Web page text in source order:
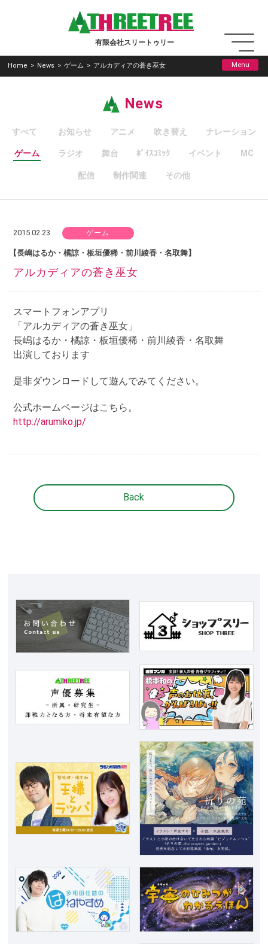
有限会社スリートゥリー
Menu
Home > News > ゲーム > アルカディアの蒼き巫女
News
すべて お知らせ アニメ 吹き替え ナレーション
ゲーム ラジオ 舞台 ﾎﾞｲｽｺﾐｯｸ イベント MC
配信 制作関連 その他
2015.02.23 ゲーム
【長嶋はるか・橘諒・板垣優稀・前川綾香・名取舞】
アルカディアの蒼き巫女
スマートフォンアプリ
「アルカディアの蒼き巫女」
長嶋はるか・橘諒・板垣優稀・前川綾香・名取舞
出演しております
是非ダウンロードして遊んでみてください。
公式ホームページはこちら。
http://arumiko.jp/
Back